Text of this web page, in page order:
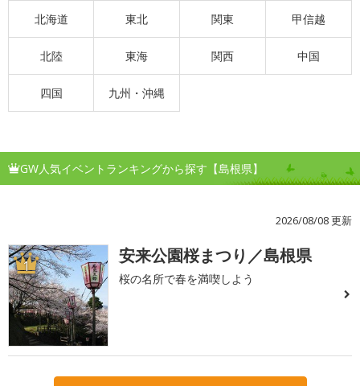
北海道 東北 関東 甲信越
北陸 東海 関西 中国
四国 九州・沖縄
GW人気イベントランキングから探す【島根県】
2026/08/08 更新
1 安来公園桜まつり／島根県
桜の名所で春を満喫しよう